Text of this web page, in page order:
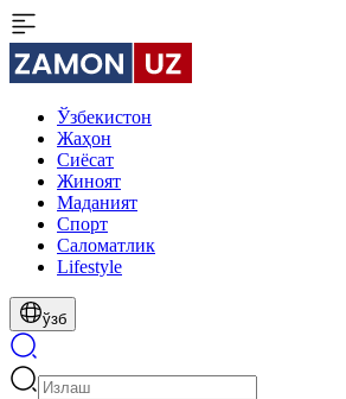
Ўзбекистон
Жаҳон
Сиёсат
Жиноят
Маданият
Спорт
Cаломатлик
Lifestyle
ўзб